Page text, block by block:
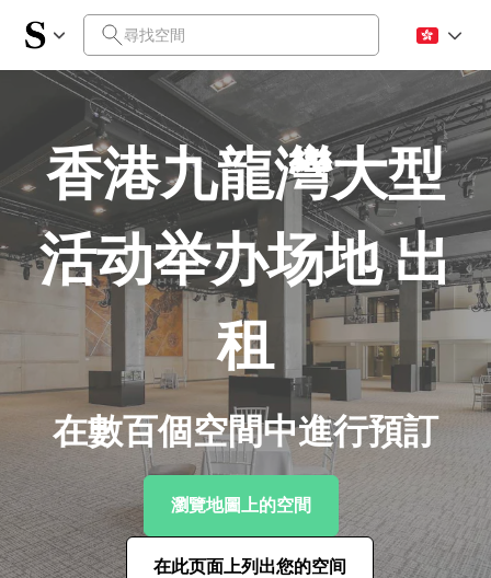
香港九龍灣大型
活动举办场地 出
租
在數百個空間中進行預訂
瀏覽地圖上的空間
在此页面上列出您的空间